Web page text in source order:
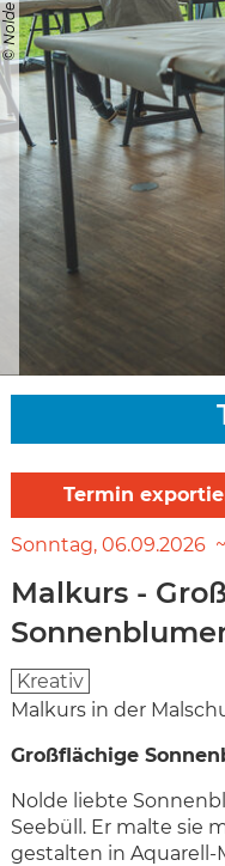
Sonntag 06.09.2026
Malkurs -
Kreativ
Malkurs in der
Großflächige
Nolde liebte
Seebüll. Er malte sie
gestalten in